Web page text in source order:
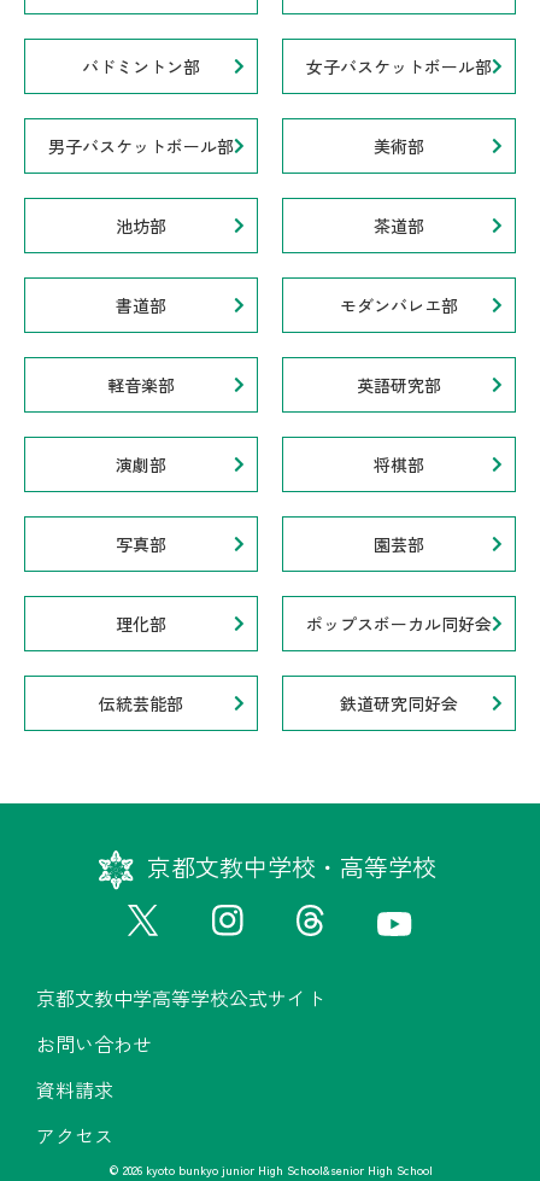
バドミントン部 女子バスケットボール部
男子バスケットボール部 美術部
池坊部 茶道部
書道部 モダンバレエ部
軽音楽部 英語研究部
演劇部 将棋部
写真部 園芸部
理化部 ポップスボーカル同好会
伝統芸能部 鉄道研究同好会
京都文教中学校・高等学校
京都文教中学高等学校公式サイト
お問い合わせ
資料請求
アクセス
© 2026 kyoto bunkyo junior High School&senior High School